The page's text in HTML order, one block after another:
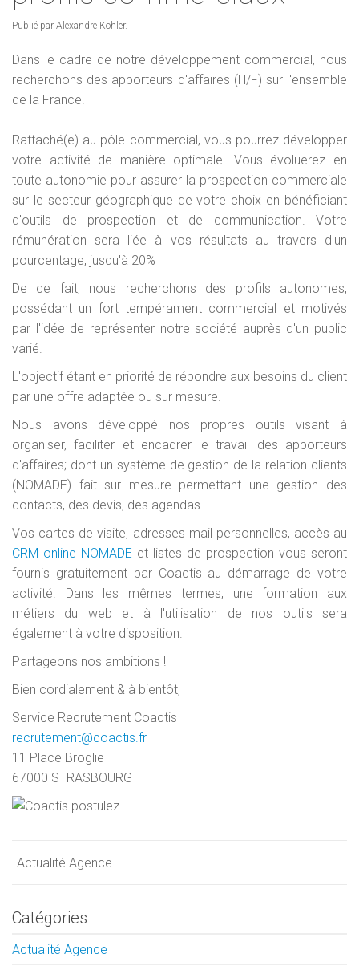
Publié par Alexandre Kohler.
Dans le cadre de notre développement commercial, nous
recherchons des apporteurs d'affaires (H/F) sur l'ensemble
de la France.
Rattaché(e) au pôle commercial, vous pourrez développer
votre activité de manière optimale. Vous évoluerez en
toute autonomie pour assurer la prospection commerciale
sur le secteur géographique de votre choix en bénéficiant
d'outils de prospection et de communication. Votre
rémunération sera liée à vos résultats au travers d'un
pourcentage, jusqu'à 20%
De ce fait, nous recherchons des profils autonomes,
possédant un fort tempérament commercial et motivés
par l'idée de représenter notre société auprès d'un public
varié.
L'objectif étant en priorité de répondre aux besoins du client
par une offre adaptée ou sur mesure.
Nous avons développé nos propres outils visant à
organiser, faciliter et encadrer le travail des apporteurs
d'affaires; dont un système de gestion de la relation clients
(NOMADE) fait sur mesure permettant une gestion des
contacts, des devis, des agendas.
Vos cartes de visite, adresses mail personnelles, accès au
CRM online NOMADE et listes de prospection vous seront
fournis gratuitement par Coactis au démarrage de votre
activité. Dans les mêmes termes, une formation aux
métiers du web et à l'utilisation de nos outils sera
également à votre disposition.
Partageons nos ambitions !
Bien cordialement & à bientôt,
Service Recrutement Coactis
recrutement@coactis.fr
11 Place Broglie
67000 STRASBOURG
Actualité Agence
Catégories
Actualité Agence